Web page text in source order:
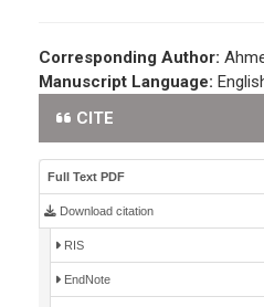
Corresponding Author:
Manuscript Language:
CITE
Full Text PDF
Download citation
RIS
EndNote